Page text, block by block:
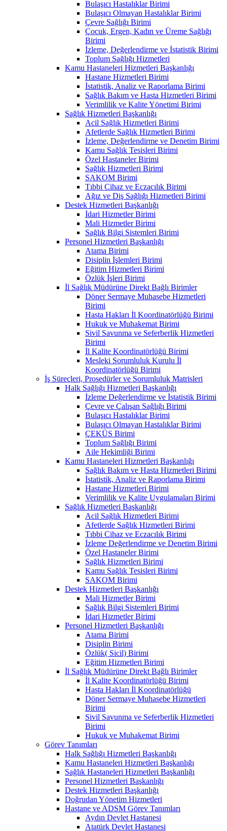
Bulaşıcı Hastalıklar Birimi
Bulaşıcı Olmayan Hastalıklar Birimi
Çevre Sağlığı Birimi
Çocuk, Ergen, Kadın ve Üreme Sağlığı
Birimi
İzleme, Değerlendirme ve İstatistik Birimi
Toplum Sağlığı Hizmetleri
Kamu Hastaneleri Hizmetleri Başkanlığı
Hastane Hizmetleri Birimi
İstatistik, Analiz ve Raporlama Birimi
Sağlık Bakım ve Hasta Hizmetleri Birimi
Verimlilik ve Kalite Yönetimi Birimi
Sağlık Hizmetleri Başkanlığı
Acil Sağlık Hizmetleri Birimi
Afetlerde Sağlık Hizmetleri Birimi
İzleme, Değerlendirme ve Denetim Birimi
Kamu Sağlık Tesisleri Birimi
Özel Hastaneler Birimi
Sağlık Hizmetleri Birimi
SAKOM Birimi
Tıbbi Cihaz ve Eczacılık Birimi
Ağız ve Diş Sağlığı Hizmetleri Birimi
Destek Hizmetleri Başkanlığı
İdari Hizmetler Birimi
Mali Hizmetler Birimi
Sağlık Bilgi Sistemleri Birimi
Personel Hizmetleri Başkanlığı
Atama Birimi
Disiplin İşlemleri Birimi
Eğitim Hizmetleri Birimi
Özlük İşleri Birimi
İl Sağlık Müdürüne Direkt Bağlı Birimler
Döner Sermaye Muhasebe Hizmetleri
Birimi
Hasta Hakları İl Koordinatörlüğü Birimi
Hukuk ve Muhakemat Birimi
Sivil Savunma ve Seferberlik Hizmetleri
Birimi
İl Kalite Koordinatörlüğü Birimi
Mesleki Sorumluluk Kurulu İl
Koordinatörlüğü Birimi
İş Süreçleri, Prosedürler ve Sorumluluk Matrisleri
Halk Sağlığı Hizmetleri Başkanlığı
İzleme Değerlendirme ve İstatistik Birimi
Çevre ve Çalışan Sağlığı Birimi
Bulaşıcı Hastalıklar Birimi
Bulaşıcı Olmayan Hastalıklar Birimi
ÇEKÜS Birimi
Toplum Sağlığı Birimi
Aile Hekimliği Birimi
Kamu Hastaneleri Hizmetleri Başkanlığı
Sağlık Bakım ve Hasta Hizmetleri Birimi
İstatistik, Analiz ve Raporlama Birimi
Hastane Hizmetleri Birimi
Verimlilik ve Kalite Uygulamaları Birimi
Sağlık Hizmetleri Başkanlığı
Acil Sağlık Hizmetleri Birimi
Afetlerde Sağlık Hizmetleri Birimi
Tıbbi Cihaz ve Eczacılık Birimi
İzleme Değerlendirme ve Denetim Birimi
Özel Hastaneler Birimi
Sağlık Hizmetleri Birimi
Kamu Sağlık Tesisleri Birimi
SAKOM Birimi
Destek Hizmetleri Başkanlığı
Mali Hizmetler Birimi
Sağlık Bilgi Sistemleri Birimi
İdari Hizmetler Birimi
Personel Hizmetleri Başkanlığı
Atama Birimi
Disiplin Birimi
Özlük( Sicil) Birimi
Eğitim Hizmetleri Birimi
İl Sağlık Müdürüne Direkt Bağlı Birimler
İl Kalite Koordinatörlüğü Birimi
Hasta Hakları İl Koordinatörlüğü
Döner Sermaye Muhasebe Hizmetleri
Birimi
Sivil Savunma ve Seferberlik Hizmetleri
Birimi
Hukuk ve Muhakemat Birimi
Görev Tanımları
Halk Sağlığı Hizmetleri Başkanlığı
Kamu Hastaneleri Hizmetleri Başkanlığı
Sağlık Hastaneleri Hizmetleri Başkanlığı
Personel Hizmetleri Başkanlığı
Destek Hizmetleri Başkanlığı
Doğrudan Yönetim Hizmetleri
Hastane ve ADSM Görev Tanımları
Aydın Devlet Hastanesi
Atatürk Devlet Hastanesi